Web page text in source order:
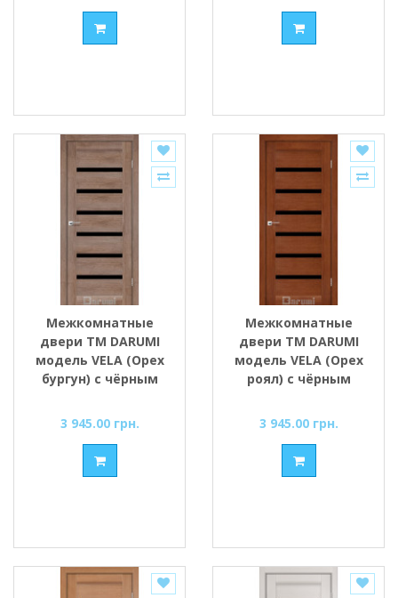
Межкомнатные
двери ТМ DARUMI
модель VELA (Орех
бургун) с чёрным
3 945.00 грн.
Межкомнатные
двери ТМ DARUMI
модель VELA (Орех
роял) с чёрным
3 945.00 грн.